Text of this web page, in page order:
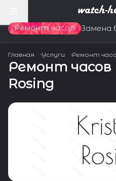
Ремонт часов Замена
Главная Услуги Ремонт
Ремонт часов
Rosing